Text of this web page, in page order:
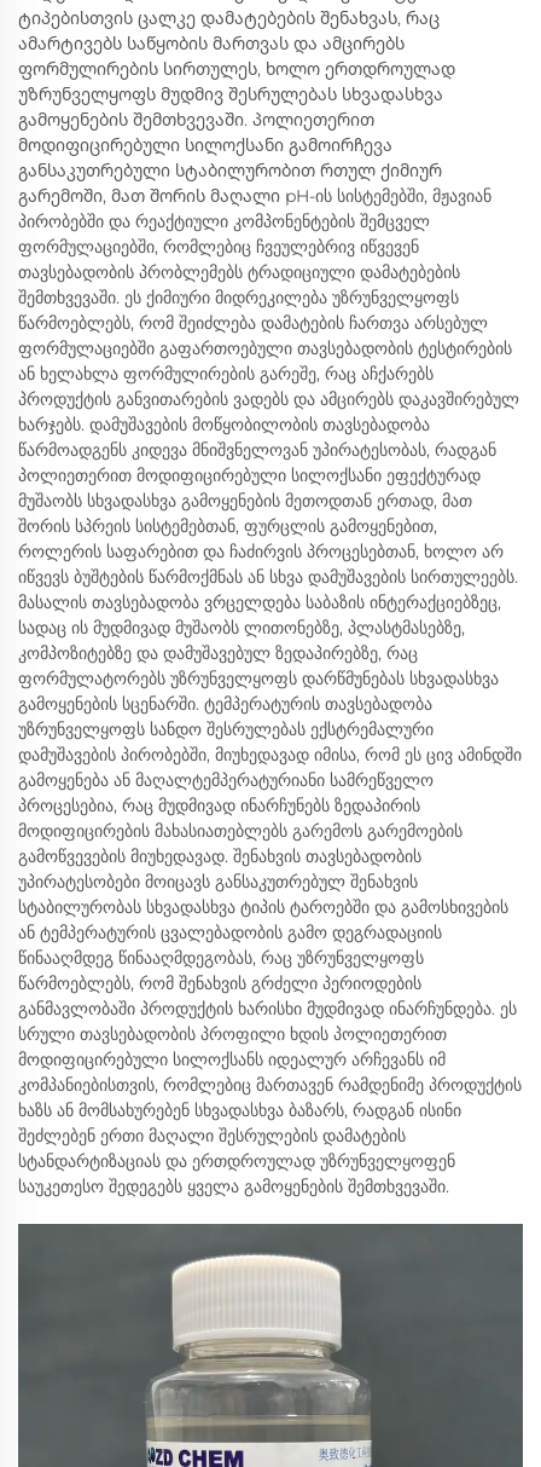
ტიპებისთვის ცალკე დამატებების შენახვას, რაც
ამარტივებს საწყობის მართვას და ამცირებს
ფორმულირების სირთულეს, ხოლო ერთდროულად
უზრუნველყოფს მუდმივ შესრულებას სხვადასხვა
გამოყენების შემთხვევაში. პოლიეთერით
მოდიფიცირებული სილოქსანი გამოირჩევა
განსაკუთრებული სტაბილურობით რთულ ქიმიურ
გარემოში, მათ შორის მაღალი pH-ის სისტემებში, მჟავიან
პირობებში და რეაქტიული კომპონენტების შემცველ
ფორმულაციებში, რომლებიც ჩვეულებრივ იწვევენ
თავსებადობის პრობლემებს ტრადიციული დამატებების
შემთხვევაში. ეს ქიმიური მიდრეკილება უზრუნველყოფს
წარმოებლებს, რომ შეიძლება დამატების ჩართვა არსებულ
ფორმულაციებში გაფართოებული თავსებადობის ტესტირების
ან ხელახლა ფორმულირების გარეშე, რაც აჩქარებს
პროდუქტის განვითარების ვადებს და ამცირებს დაკავშირებულ
ხარჯებს. დამუშავების მოწყობილობის თავსებადობა
წარმოადგენს კიდევა მნიშვნელოვან უპირატესობას, რადგან
პოლიეთერით მოდიფიცირებული სილოქსანი ეფექტურად
მუშაობს სხვადასხვა გამოყენების მეთოდთან ერთად, მათ
შორის სპრეის სისტემებთან, ფურცლის გამოყენებით,
როლერის საფარებით და ჩაძირვის პროცესებთან, ხოლო არ
იწვევს ბუშტების წარმოქმნას ან სხვა დამუშავების სირთულეებს.
მასალის თავსებადობა ვრცელდება საბაზის ინტერაქციებზეც,
სადაც ის მუდმივად მუშაობს ლითონებზე, პლასტმასებზე,
კომპოზიტებზე და დამუშავებულ ზედაპირებზე, რაც
ფორმულატორებს უზრუნველყოფს დარწმუნებას სხვადასხვა
გამოყენების სცენარში. ტემპერატურის თავსებადობა
უზრუნველყოფს სანდო შესრულებას ექსტრემალური
დამუშავების პირობებში, მიუხედავად იმისა, რომ ეს ცივ ამინდში
გამოყენება ან მაღალტემპერატურიანი სამრეწველო
პროცესებია, რაც მუდმივად ინარჩუნებს ზედაპირის
მოდიფიცირების მახასიათებლებს გარემოს გარემოების
გამოწვევების მიუხედავად. შენახვის თავსებადობის
უპირატესობები მოიცავს განსაკუთრებულ შენახვის
სტაბილურობას სხვადასხვა ტიპის ტაროებში და გამოსხივების
ან ტემპერატურის ცვალებადობის გამო დეგრადაციის
წინააღმდეგ წინააღმდეგობას, რაც უზრუნველყოფს
წარმოებლებს, რომ შენახვის გრძელი პერიოდების
განმავლობაში პროდუქტის ხარისხი მუდმივად ინარჩუნდება. ეს
სრული თავსებადობის პროფილი ხდის პოლიეთერით
მოდიფიცირებული სილოქსანს იდეალურ არჩევანს იმ
კომპანიებისთვის, რომლებიც მართავენ რამდენიმე პროდუქტის
ხაზს ან მომსახურებენ სხვადასხვა ბაზარს, რადგან ისინი
შეძლებენ ერთი მაღალი შესრულების დამატების
სტანდარტიზაციას და ერთდროულად უზრუნველყოფენ
საუკეთესო შედეგებს ყველა გამოყენების შემთხვევაში.